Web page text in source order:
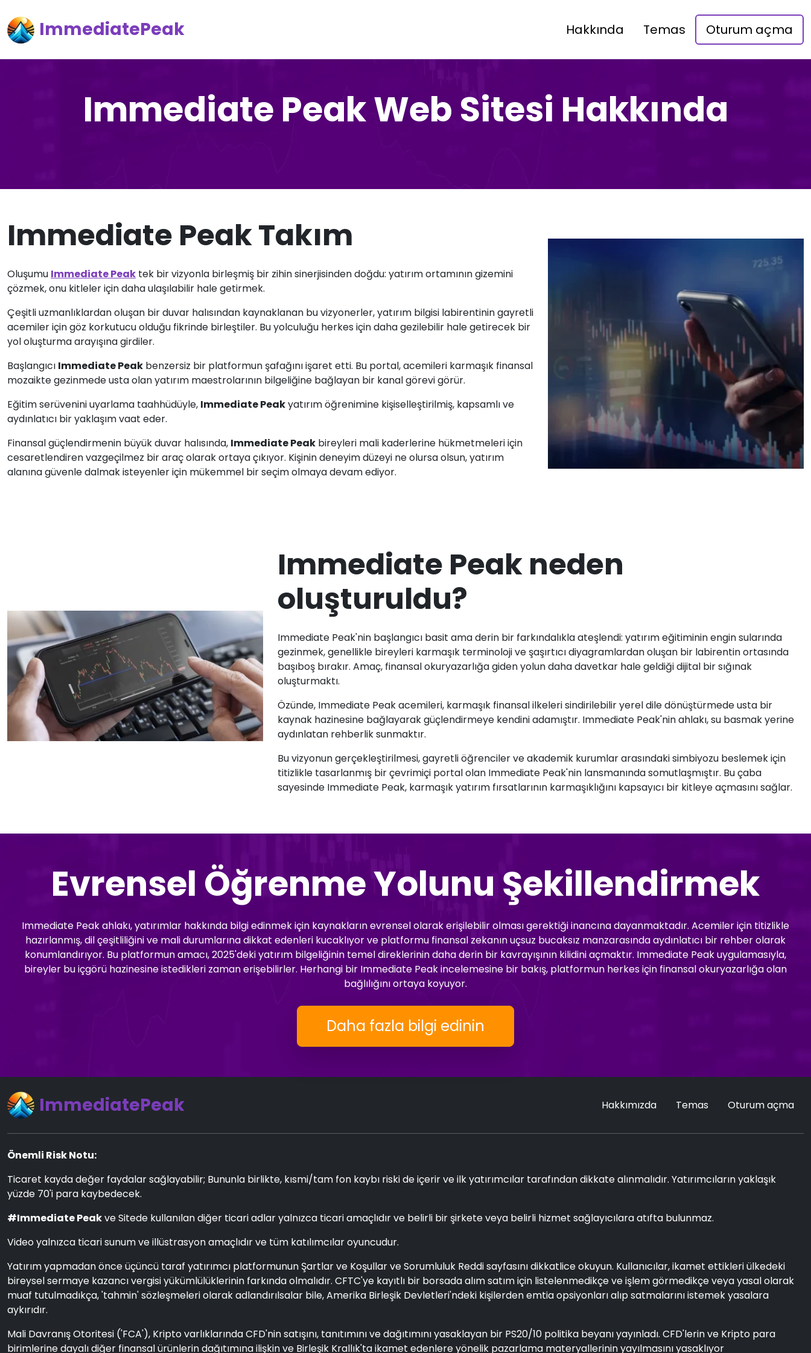
ImmediatePeak Hakkında Temas Oturum açma
Immediate Peak Web Sitesi Hakkında
Immediate Peak Takım
Oluşumu Immediate Peak tek bir vizyonla birleşmiş bir zihin sinerjisinden doğdu: yatırım ortamının gizemini
çözmek, onu kitleler için daha ulaşılabilir hale getirmek.
Çeşitli uzmanlıklardan oluşan bir duvar halısından kaynaklanan bu vizyonerler, yatırım bilgisi labirentinin gayretli
acemiler için göz korkutucu olduğu fikrinde birleştiler. Bu yolculuğu herkes için daha gezilebilir hale getirecek bir
yol oluşturma arayışına girdiler.
Başlangıcı Immediate Peak benzersiz bir platformun şafağını işaret etti. Bu portal, acemileri karmaşık finansal
mozaikte gezinmede usta olan yatırım maestrolarının bilgeliğine bağlayan bir kanal görevi görür.
Eğitim serüvenini uyarlama taahhüdüyle, Immediate Peakyatırım öğrenimine kişiselleştirilmiş, kapsamlı ve
aydınlatıcı bir yaklaşım vaat eder.
Finansal güçlendirmenin büyük duvar halısında, Immediate Peak bireyleri mali kaderlerine hükmetmeleri için
cesaretlendiren vazgeçilmez bir araç olarak ortaya çıkıyor. Kişinin deneyim düzeyi ne olursa olsun, yatırım
alanına güvenle dalmak isteyenler için mükemmel bir seçim olmaya devam ediyor.
Immediate Peak neden
oluşturuldu?
Immediate Peak'nin başlangıcı basit ama derin bir farkındalıkla ateşlendi: yatırım eğitiminin engin sularında
gezinmek, genellikle bireyleri karmaşık terminoloji ve şaşırtıcı diyagramlardan oluşan bir labirentin ortasında
başıboş bırakır. Amaç, finansal okuryazarlığa giden yolun daha davetkar hale geldiği dijital bir sığınak
oluşturmaktı.
Özünde, Immediate Peak acemileri, karmaşık finansal ilkeleri sindirilebilir yerel dile dönüştürmede usta bir
kaynak hazinesine bağlayarak güçlendirmeye kendini adamıştır. Immediate Peak'nin ahlakı, su basmak yerine
aydınlatan rehberlik sunmaktır.
Bu vizyonun gerçekleştirilmesi, gayretli öğrenciler ve akademik kurumlar arasındaki simbiyozu beslemek için
titizlikle tasarlanmış bir çevrimiçi portal olan Immediate Peak'nin lansmanında somutlaşmıştır. Bu çaba
sayesinde Immediate Peak, karmaşık yatırım fırsatlarının karmaşıklığını kapsayıcı bir kitleye açmasını sağlar.
Evrensel Öğrenme Yolunu Şekillendirmek
Immediate Peak ahlakı, yatırımlar hakkında bilgi edinmek için kaynakların evrensel olarak erişilebilir olması gerektiği inancına dayanmaktadır. Acemiler için titizlikle
hazırlanmış, dil çeşitliliğini ve mali durumlarına dikkat edenleri kucaklıyor ve platformu finansal zekanın uçsuz bucaksız manzarasında aydınlatıcı bir rehber olarak
konumlandırıyor. Bu platformun amacı, 2025'deki yatırım bilgeliğinin temel direklerinin daha derin bir kavrayışının kilidini açmaktır. Immediate Peak uygulamasıyla,
bireyler bu içgörü hazinesine istedikleri zaman erişebilirler. Herhangi bir Immediate Peak incelemesine bir bakış, platformun herkes için finansal okuryazarlığa olan
bağlılığını ortaya koyuyor.
Daha fazla bilgi edinin
ImmediatePeak Hakkımızda Temas Oturum açma
Önemli Risk Notu:
Ticaret kayda değer faydalar sağlayabilir; Bununla birlikte, kısmi/tam fon kaybı riski de içerir ve ilk yatırımcılar tarafından dikkate alınmalıdır. Yatırımcıların yaklaşık
yüzde 70'i para kaybedecek.
#Immediate Peakve Sitede kullanılan diğer ticari adlar yalnızca ticari amaçlıdır ve belirli bir şirkete veya belirli hizmet sağlayıcılara atıfta bulunmaz.
Video yalnızca ticari sunum ve illüstrasyon amaçlıdır ve tüm katılımcılar oyuncudur.
Yatırım yapmadan önce üçüncü taraf yatırımcı platformunun Şartlar ve Koşullar ve Sorumluluk Reddi sayfasını dikkatlice okuyun. Kullanıcılar, ikamet ettikleri ülkedeki
bireysel sermaye kazancı vergisi yükümlülüklerinin farkında olmalıdır. CFTC'ye kayıtlı bir borsada alım satım için listelenmedikçe ve işlem görmedikçe veya yasal olarak
muaf tutulmadıkça, 'tahmin' sözleşmeleri olarak adlandırılsalar bile, Amerika Birleşik Devletleri'ndeki kişilerden emtia opsiyonları alıp satmalarını istemek yasalara
aykırıdır.
Mali Davranış Otoritesi ('FCA'), Kripto varlıklarında CFD'nin satışını, tanıtımını ve dağıtımını yasaklayan bir PS20/10 politika beyanı yayınladı. CFD'lerin ve Kripto para
birimlerine dayalı diğer finansal ürünlerin dağıtımına ilişkin ve Birleşik Krallık'ta ikamet edenlere yönelik pazarlama materyallerinin yayılmasını yasaklıyor